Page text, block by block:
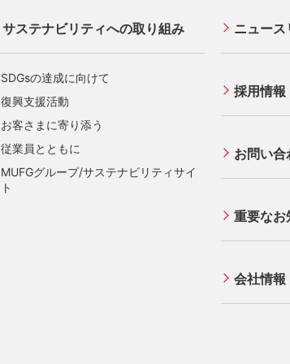
クレジット決済端末機
ECサイト向け決済代行サービス（株式
会社ペイジェント）
セキュリティサービス
事業者
法人向け
サステナビリティへの取り組み
SDGsの達成に向けて
復興支援活動
お客さまに寄り添う
従業員とともに
MUFGグループ/サステナビリティサイ
ト
ニュース
採用情報
お問い合
重要なお
会社情